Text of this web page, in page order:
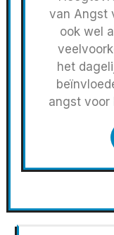
van Angst
ook wel
het
angst voor